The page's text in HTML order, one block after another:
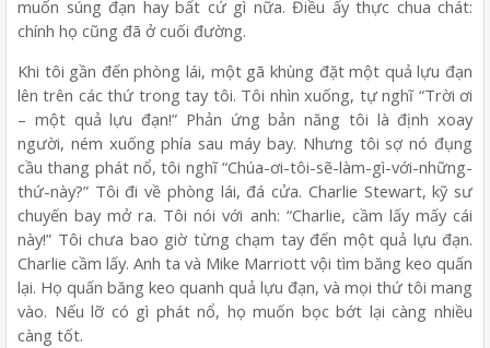
muốn súng đạn hay bất cứ gì nữa. Điều ấy thực chua chát:
chính họ cũng đã ở cuối đường.
Khi tôi gần đến phòng lái, một gã khùng đặt một quả lựu đạn
lên trên các thứ trong tay tôi. Tôi nhìn xuống, tự nghĩ “Trời ơi
– một quả lựu đạn!” Phản ứng bản năng tôi là định xoay
người, ném xuống phía sau máy bay. Nhưng tôi sợ nó đụng
cầu thang phát nổ, tôi nghĩ “Chúa-ơi-tôi-sẽ-làm-gì-với-những-
thứ-này?” Tôi đi về phòng lái, đá cửa. Charlie Stewart, kỹ sư
chuyến bay mở ra. Tôi nói với anh: “Charlie, cầm lấy mấy cái
này!” Tôi chưa bao giờ từng chạm tay đến một quả lựu đạn.
Charlie cầm lấy. Anh ta và Mike Marriott vội tìm băng keo quấn
lại. Họ quấn băng keo quanh quả lựu đạn, và mọi thứ tôi mang
vào. Nếu lỡ có gì phát nổ, họ muốn bọc bớt lại càng nhiều
càng tốt.